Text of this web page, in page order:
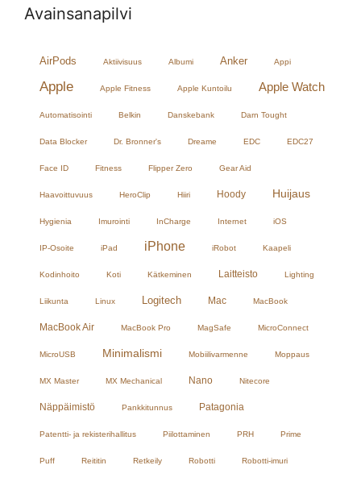
Avainsanapilvi
AirPods Aktiivisuus Albumi Anker Appi
Apple Apple Fitness Apple Kuntoilu Apple Watch
Automatisointi Belkin Danskebank Darn Tought
Data Blocker Dr. Bronner's Dreame EDC EDC27
Face ID Fitness Flipper Zero Gear Aid
Haavoittuvuus HeroClip Hiiri Hoody Huijaus
Hygienia Imurointi InCharge Internet iOS
IP-Osoite iPad iPhone iRobot Kaapeli
Kodinhoito Koti Kätkeminen Laitteisto Lighting
Liikunta Linux Logitech Mac MacBook
MacBook Air MacBook Pro MagSafe MicroConnect
MicroUSB Minimalismi Mobiilivarmenne Moppaus
MX Master MX Mechanical Nano Nitecore
Näppäimistö Pankkitunnus Patagonia
Patentti- ja rekisterihallitus Piilottaminen PRH Prime
Puff Reititin Retkeily Robotti Robotti-imuri